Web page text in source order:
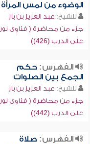
الوضوء من لمس المرأة
للشيخ: عبد العزيز بن باز
جزء من محاضرة ( فتاوى نور
على الدرب (426))
الفهرس:حكم
الجمع بين الصلوات
للشيخ: عبد العزيز بن باز
جزء من محاضرة ( فتاوى نور
على الدرب (442))
الفهرس: صلاة